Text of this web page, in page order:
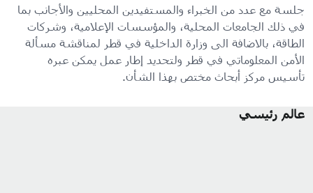
جلسة مع عدد من الخبراء والمستفيدين المحليين والأجانب بما
في ذلك الجامعات المحلية، والمؤسسات الإعلامية، وشركات
الطاقة، بالاضافة الى وزارة الداخلية في قطر لمناقشة مسألة
الأمن المعلوماتي في قطر ولتحديد إطار عمل يمكن عبره
تأسيس مركز أبحاث مختص بهذا الشأن.
عالم رئيسي